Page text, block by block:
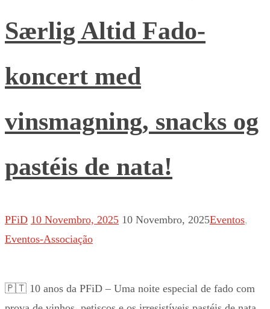
Særlig Altid Fado-
koncert med
vinsmagning, snacks og
pastéis de nata!
PFiD 10 Novembro, 2025 10 Novembro, 2025Eventos,
Eventos-Associação
🇵🇹 10 anos da PFiD – Uma noite especial de fado com